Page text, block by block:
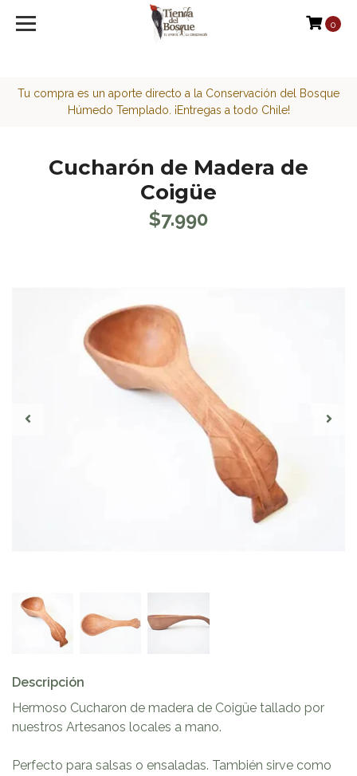
<script>function loadScript(a){var
Tu compra es un aporte directo a la Conservación del Bosque
Húmedo Templado. ¡Entregas a todo Chile!
0
Cucharón de Madera de
Coigüe
$7.990
Descripción
Hermoso Cucharon de madera de Coigüe tallado por
nuestros Artesanos locales a mano.
Perfecto para salsas o ensaladas. También sirve como